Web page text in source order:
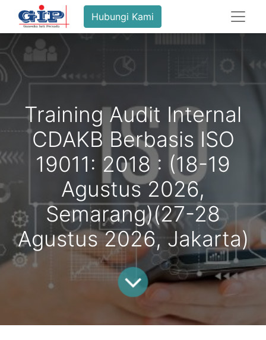
Hubungi Kami
Training Audit Internal
CDAKB Berbasis ISO
19011: 2018 : (18-19
Agustus 2026,
Semarang)(27-28
Agustus 2026, Jakarta)